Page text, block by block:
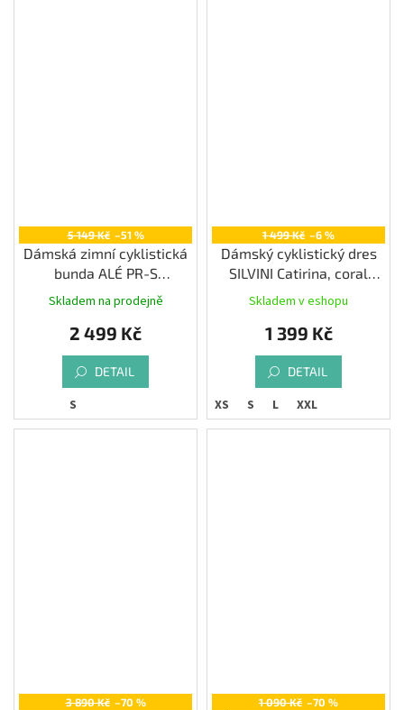
5 149 Kč –51 %
Dámská zimní cyklistická
bunda ALÉ PR-S
GRADIENT, fluo pink
Skladem na prodejně
2 499 Kč
DETAIL
S
1 499 Kč –6 %
Dámský cyklistický dres
SILVINI Catirina, coral
Skladem v eshopu
1 399 Kč
DETAIL
XS S L XXL
3 890 Kč –70 % 1 090 Kč –70 %